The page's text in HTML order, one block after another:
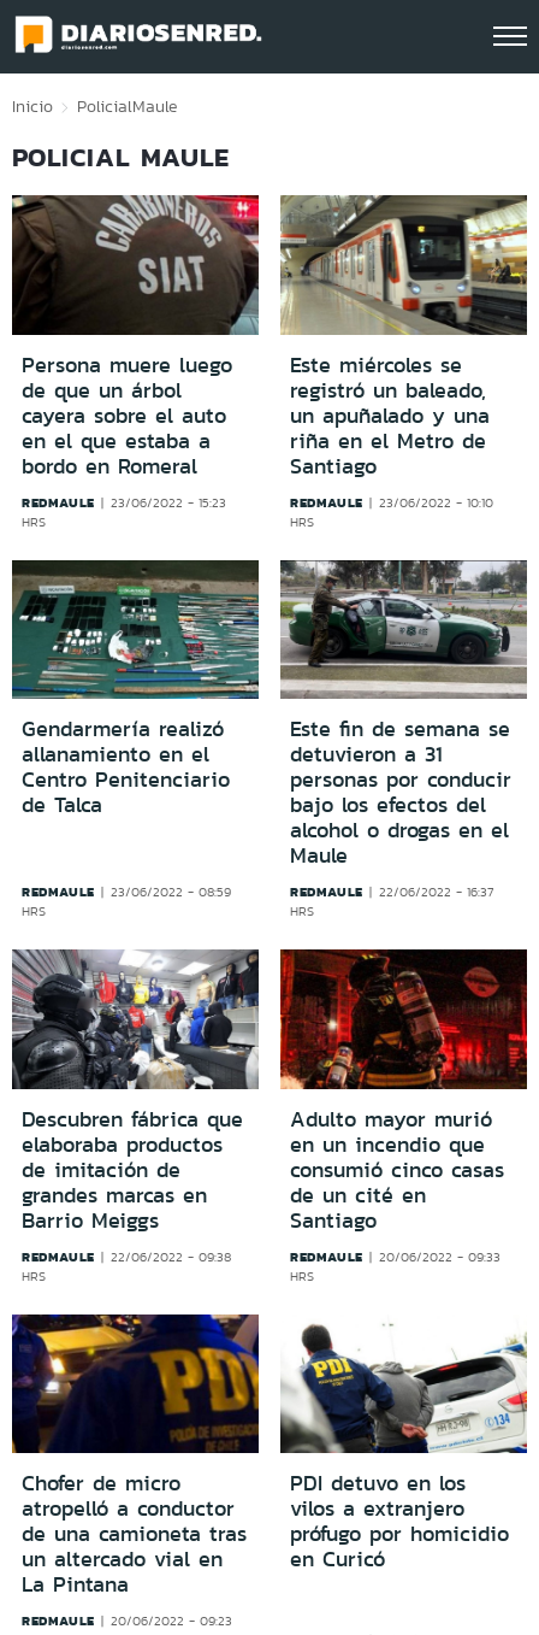
Click acá para ir directamente al contenido
Inicio PolicialMaule
POLICIAL MAULE
Persona muere luego
de que un árbol
cayera sobre el auto
en el que estaba a
bordo en Romeral
REDMAULE
23/06/2022 - 15:23
HRS
Este miércoles se
registró un baleado,
un apuñalado y una
riña en el Metro de
Santiago
REDMAULE
23/06/2022 - 10:10
HRS
Gendarmería realizó
allanamiento en el
Centro Penitenciario
de Talca
REDMAULE
23/06/2022 - 08:59
HRS
Este fin de semana se
detuvieron a 31
personas por conducir
bajo los efectos del
alcohol o drogas en el
Maule
REDMAULE
22/06/2022 - 16:37
HRS
Descubren fábrica que
elaboraba productos
de imitación de
grandes marcas en
Barrio Meiggs
REDMAULE
22/06/2022 - 09:38
HRS
Adulto mayor murió
en un incendio que
consumió cinco casas
de un cité en
Santiago
REDMAULE
20/06/2022 - 09:33
HRS
Chofer de micro
atropelló a conductor
de una camioneta tras
un altercado vial en
La Pintana
REDMAULE
20/06/2022 - 09:23
PDI detuvo en los
vilos a extranjero
prófugo por homicidio
en Curicó